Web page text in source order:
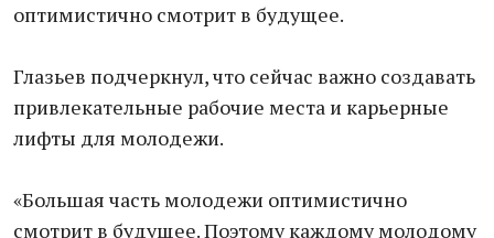
оптимистично смотрит в будущее.
Глазьев подчеркнул, что сейчас важно создавать
привлекательные рабочие места и карьерные
лифты для молодежи.
«Большая часть молодежи оптимистично
смотрит в будущее. Поэтому каждому молодому